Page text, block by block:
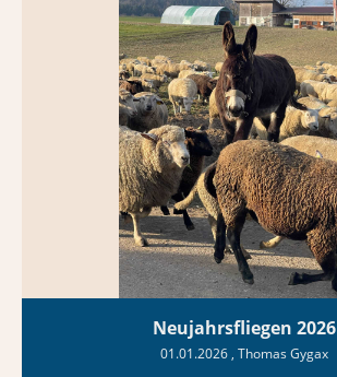
Neujahrsfliegen 2026
01.01.2026 , Thomas Gygax